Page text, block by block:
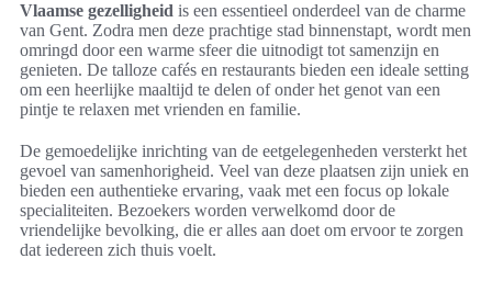
Vlaamse gezelligheid is een essentieel onderdeel van de charme
van Gent. Zodra men deze prachtige stad binnenstapt, wordt men
omringd door een warme sfeer die uitnodigt tot samenzijn en
genieten. De talloze cafés en restaurants bieden een ideale setting
om een heerlijke maaltijd te delen of onder het genot van een
pintje te relaxen met vrienden en familie.
De gemoedelijke inrichting van de eetgelegenheden versterkt het
gevoel van samenhorigheid. Veel van deze plaatsen zijn uniek en
bieden een authentieke ervaring, vaak met een focus op lokale
specialiteiten. Bezoekers worden verwelkomd door de
vriendelijke bevolking, die er alles aan doet om ervoor te zorgen
dat iedereen zich thuis voelt.